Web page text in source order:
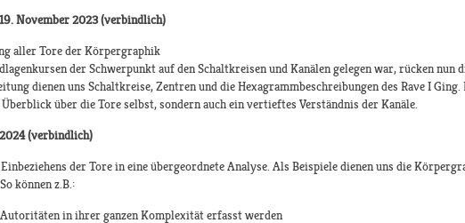
November 2023 (verbindlich)
aller Tore der Körpergraphik
der Schwerpunkt auf den Schaltkreisen und Kanälen gelegen war, rücken nun
dienen uns Schaltkreise, Zentren und die Hexagrammbeschreibungen des Rave I Ging.
über die Tore selbst, sondern auch ein vertieftes Verständnis der Kanäle.
(verbindlich)
der Tore in eine übergeordnete Analyse. Als Beispiele dienen uns die
können z.B.:
in ihrer ganzen Komplexität erfasst werden